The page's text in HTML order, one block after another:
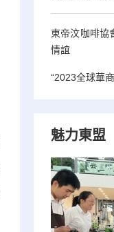
東帝汶咖啡協
情誼
“2023全球華
魅力東盟